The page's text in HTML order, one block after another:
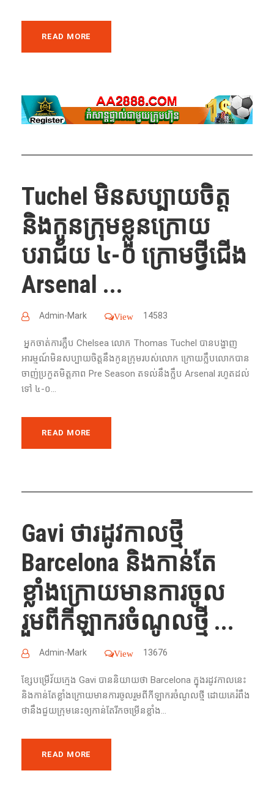
READ MORE
Tuchel មិនសប្បាយចិត្ត
និងកូនក្រុមខ្លួនក្រោយ
បរាជ័យ​ ៤-០ ក្រោមថ្វីជើង
Arsenal ...
Admin-Mark View 14583
អ្នក​ចាត់ការ​ក្លឹប​ Chelsea លោក​ Thomas Tuchel បាន​បង្ហាញ​
អារម្មណ៍​មិន​សប្បាយ​ចិត្ត​នឹង​កូន​ក្រុម​របស់​លោក​ ក្រោយ​ក្លឹប​លោក​បាន​
ចាញ់​ប្រកួត​មិត្តភាព​ Pre Season តទល់នឹង​ក្លឹប​ Arsenal រហូត​ដល់​
ទៅ​ ៤-០...
READ MORE
Gavi ថារដូវកាលថ្មី
Barcelona និងកាន់តែ
ខ្លាំងក្រោយមានការចូល
រួមពីកីឡាករចំណូលថ្មី ...
Admin-Mark View 13676
ខ្សែ​បម្រើ​វ័យ​ក្មេង​ Gavi បាន​និយាយ​ថា​ Barcelona ក្នុង​រដូវកាល​នេះ​
និងកាន់តែខ្លាំងក្រោយមានការចូលរួមពីកីឡាករចំណូលថ្មី ដោយ​គេ​រំពឹង​
ថា​នឹង​ជួយ​ក្រុម​នេះ​ឲ្យ​កាន់​តែ​រីក​ចម្រើន​ខ្លាំង​...
READ MORE